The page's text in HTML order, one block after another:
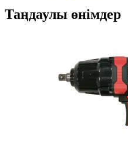
Таңдаулы өнімдер